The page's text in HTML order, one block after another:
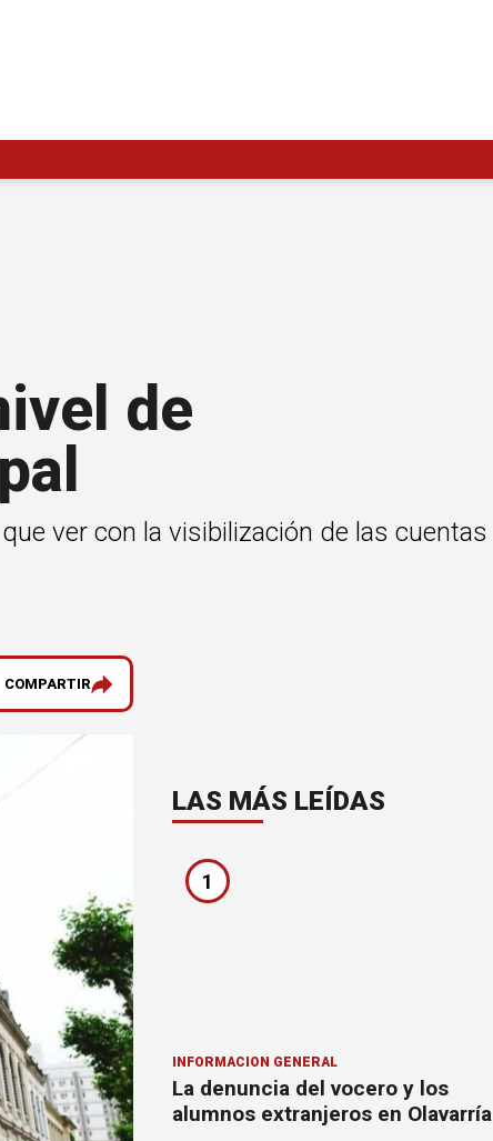
de
ver con la visibilización de las cuentas
COMPARTIR
LAS MÁS LEÍDAS
1
INFORMACION GENERAL
La denuncia del vocero y los
alumnos extranjeros en Olavarría